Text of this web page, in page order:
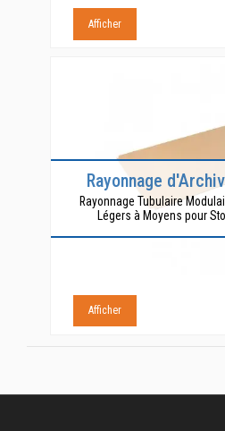
Afficher
Rayonnage
Rayonnage Tubulaire
Légers à Moyens pour
Afficher